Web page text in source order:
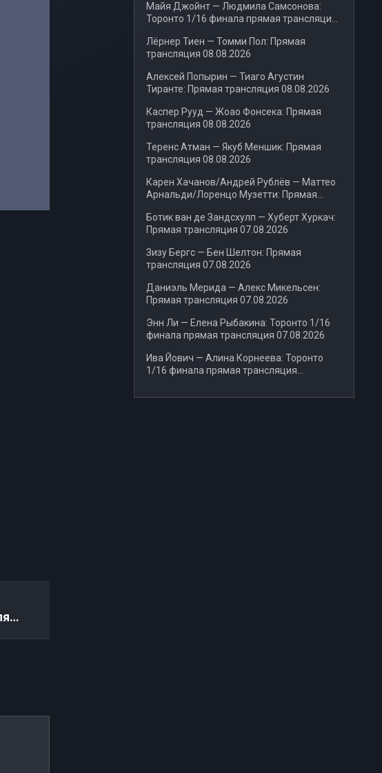
Коприва — Фриц: Прямая трансляция Australian Open 22.01.2026
Майя Джойнт — Людмила Самсонова:
Торонто 1/16 финала прямая трансляция
Лёрнер Тиен — Томми Пол: Прямая
трансляция 08.08.2026
Алексей Попырин — Тиаго Агустин
Тиранте: Прямая трансляция 08.08.2026
Каспер Рууд — Жоао Фонсека: Прямая
трансляция 08.08.2026
Теренс Атман — Якуб Меншик: Прямая
трансляция 08.08.2026
Карен Хачанов/Андрей Рублёв — Маттео
Арнальди/Лоренцо Музетти: Прямая
Ботик ван де Зандсхулп — Хуберт Хуркач:
Прямая трансляция 07.08.2026
Зизу Бергс — Бен Шелтон: Прямая
трансляция 07.08.2026
Даниэль Мерида — Алекс Микельсен:
Прямая трансляция 07.08.2026
Энн Ли — Елена Рыбакина: Торонто 1/16
финала прямая трансляция 07.08.2026
Ива Йович — Алина Корнеева: Торонто
1/16 финала прямая трансляция